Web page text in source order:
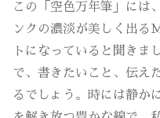
この「空色万年筆」には
ンクの濃淡が美しく出る
トになっていると聞きま
で、書きたいこと、伝え
るでしょう。時には静か